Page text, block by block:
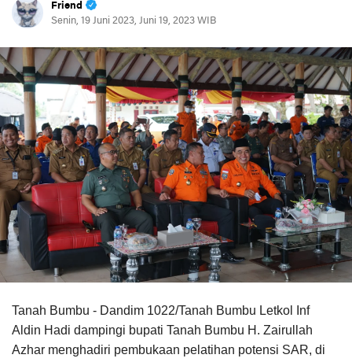
Friend
Senin, 19 Juni 2023, Juni 19, 2023 WIB
Tanah Bumbu - Dandim 1022/Tanah Bumbu Letkol Inf
Aldin Hadi dampingi bupati Tanah Bumbu H. Zairullah
Azhar menghadiri pembukaan pelatihan potensi SAR, di